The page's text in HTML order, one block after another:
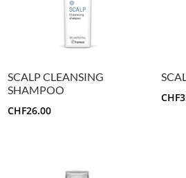
SCALP CLEANSING
SHAMPOO
CHF26.00
CHF